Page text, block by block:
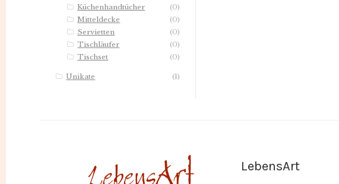
Küchenhandtücher
(0)
Mitteldecke
(0)
Servietten
(0)
Tischläufer
(0)
Tischset
(0)
Unikate (1)
LebensArt